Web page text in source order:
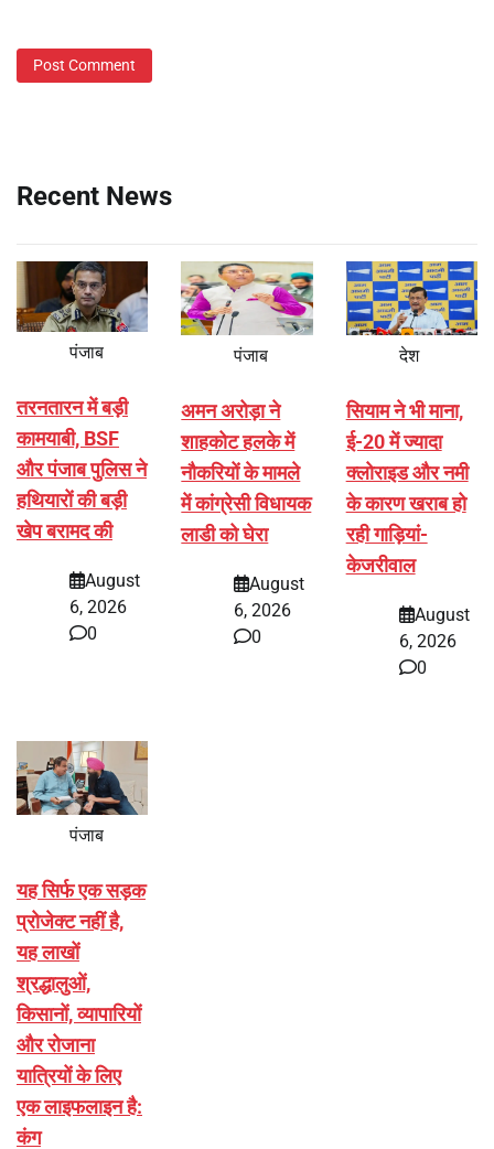
Recent News
पंजाब
तरनतारन में बड़ी
कामयाबी, BSF
और पंजाब पुलिस ने
हथियारों की बड़ी
खेप बरामद की
August
6, 2026
0
पंजाब
अमन अरोड़ा ने
शाहकोट हलके में
नौकरियों के मामले
में कांग्रेसी विधायक
लाडी को घेरा
August
6, 2026
0
देश
सियाम ने भी माना,
ई-20 में ज्यादा
क्लोराइड और नमी
के कारण खराब हो
रही गाड़ियां-
केजरीवाल
August
6, 2026
0
पंजाब
यह सिर्फ एक सड़क
प्रोजेक्ट नहीं है,
यह लाखों
श्रद्धालुओं,
किसानों, व्यापारियों
और रोजाना
यात्रियों के लिए
एक लाइफलाइन है:
कंग